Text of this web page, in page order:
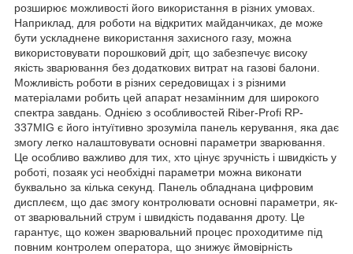
розширює можливості його використання в різних умовах.
Наприклад, для роботи на відкритих майданчиках, де може
бути ускладнене використання захисного газу, можна
використовувати порошковий дріт, що забезпечує високу
якість зварювання без додаткових витрат на газові балони.
Можливість роботи в різних середовищах і з різними
матеріалами робить цей апарат незамінним для широкого
спектра завдань. Однією з особливостей Riber-Profi RP-
337MIG є його інтуїтивно зрозуміла панель керування, яка дає
змогу легко налаштовувати основні параметри зварювання.
Це особливо важливо для тих, хто цінує зручність і швидкість у
роботі, позаяк усі необхідні параметри можна виконати
буквально за кілька секунд. Панель обладнана цифровим
дисплеєм, що дає змогу контролювати основні параметри, як-
от зварювальний струм і швидкість подавання дроту. Це
гарантує, що кожен зварювальний процес проходитиме під
повним контролем оператора, що знижує ймовірність